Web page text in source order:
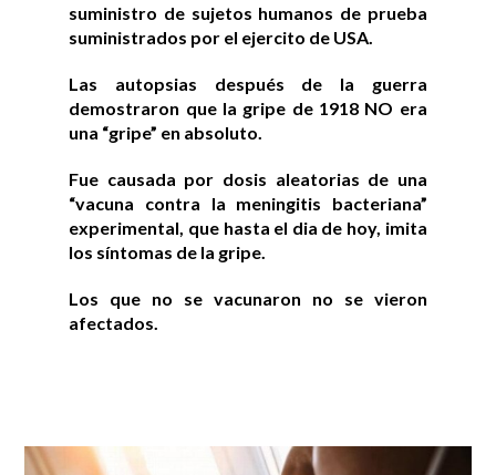
suministro de sujetos humanos de prueba
suministrados por el ejercito de USA.
Las autopsias después de la guerra
demostraron que la gripe de 1918 NO era
una “gripe” en absoluto.
Fue causada por dosis aleatorias de una
“vacuna contra la meningitis bacteriana”
experimental, que hasta el dia de hoy, imita
los síntomas de la gripe.
Los que no se vacunaron no se vieron
afectados.